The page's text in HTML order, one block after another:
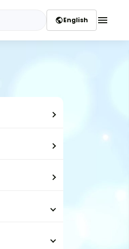
publicEnglish menu